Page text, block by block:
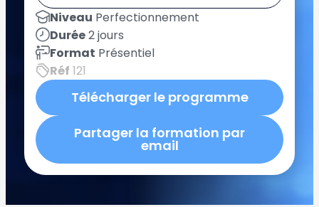
Niveau Perfectionnement
Durée2 jours
Format Présentiel
Réf 121
Télécharger le programme
Partager la formation par
email